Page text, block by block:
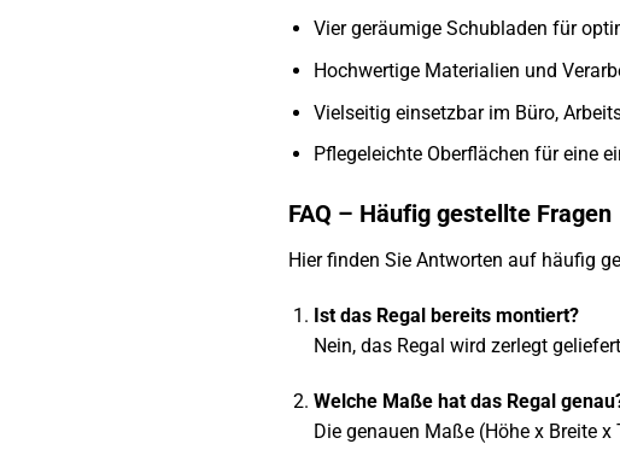
Vier geräumige Schubladen für
Hochwertige Materialien und
Vielseitig einsetzbar im Büro,
Pflegeleichte Oberflächen für eine
FAQ – Häufig gestellte Fragen
Hier finden Sie Antworten auf häufig
Ist das Regal bereits montiert?
Nein, das Regal wird zerlegt
Welche Maße hat das Regal
Die genauen Maße (Höhe x Breite